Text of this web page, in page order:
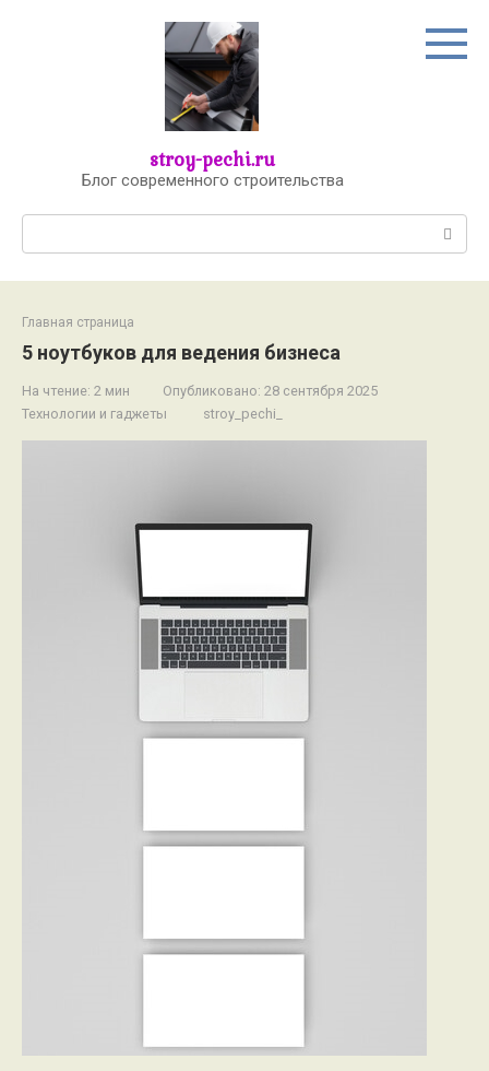
stroy-pechi.ru
Блог современного строительства
Главная страница
5 ноутбуков для ведения бизнеса
На чтение: 2 мин Опубликовано: 28 сентября 2025
Технологии и гаджеты
stroy_pechi_